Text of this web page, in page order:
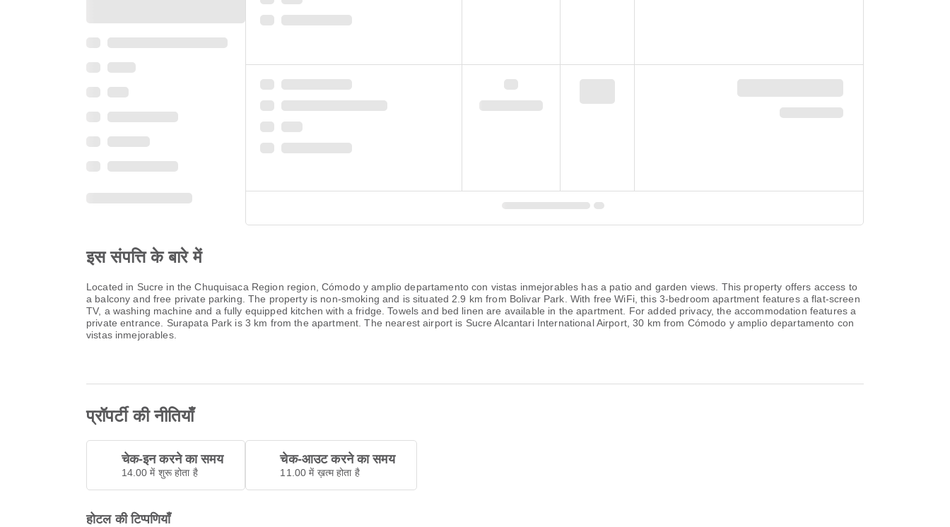
इस संपत्ति के बारे में
Located in Sucre in the Chuquisaca Region region, Cómodo y amplio departamento con vistas inmejorables has a patio and garden views. This property offers access to
a balcony and free private parking. The property is non-smoking and is situated 2.9 km from Bolivar Park. With free WiFi, this 3-bedroom apartment features a flat-screen
TV, a washing machine and a fully equipped kitchen with a fridge. Towels and bed linen are available in the apartment. For added privacy, the accommodation features a
private entrance. Surapata Park is 3 km from the apartment. The nearest airport is Sucre Alcantari International Airport, 30 km from Cómodo y amplio departamento con
vistas inmejorables.
प्रॉपर्टी की नीतियाँ
चेक-इन करने का समय
14.00 में शुरू होता है
चेक-आउट करने का समय
11.00 में ख़त्म होता है
होटल की टिप्पणियाँ